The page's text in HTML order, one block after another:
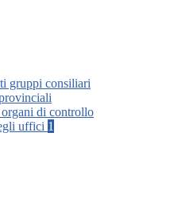
gruppi consiliari
di controllo
uffici 1